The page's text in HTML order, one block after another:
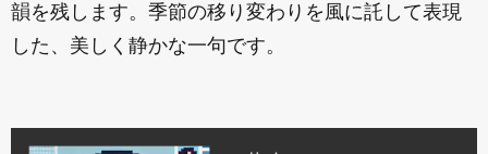
韻を残します。季節の移り変わりを風に託して表現
した、美しく静かな一句です。